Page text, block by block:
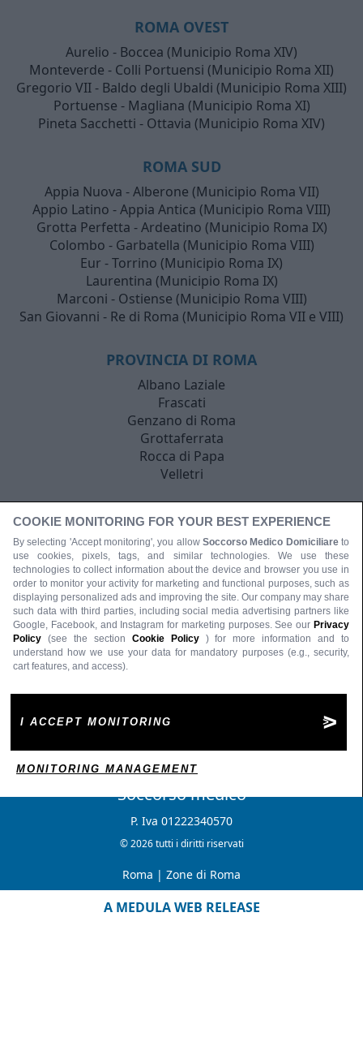
ROMA OVEST
Aurelio - Boccea (Municipio Roma XIV)
Monteverde - Colli Portuensi (Municipio Roma XII)
Gregorio VII - Baldo degli Ubaldi (Municipio Roma XIII)
Portuense - Magliana (Municipio Roma XI)
Pineta Sacchetti - Ottavia (Municipio Roma XIV)
ROMA SUD
Appia Nuova - Alberone (Municipio Roma VII)
Appio Latino - Appia Antica (Municipio Roma VIII)
Grotta Perfetta - Ardeatino (Municipio Roma IX)
Colombo - Garbatella (Municipio Roma VIII)
Eur - Torrino (Municipio Roma IX)
Laurentina (Municipio Roma IX)
Marconi - Ostiense (Municipio Roma VIII)
San Giovanni - Re di Roma (Municipio Roma VII e VIII)
PROVINCIA DI ROMA
Albano Laziale
Frascati
Genzano di Roma
Grottaferrata
Rocca di Papa
Velletri
Soccorso medico
P. Iva 01222340570
© 2026 tutti i diritti riservati
Roma | Zone di Roma
A MEDULA WEB RELEASE
COOKIE MONITORING FOR YOUR BEST EXPERIENCE
By selecting 'Accept monitoring', you allow Soccorso Medico Domiciliare to
use cookies, pixels, tags, and similar technologies. We use these
technologies to collect information about the device and browser you use in
order to monitor your activity for marketing and functional purposes, such as
displaying personalized ads and improving the site. Our company may share
such data with third parties, including social media advertising partners like
Google, Facebook, and Instagram for marketing purposes. See our Privacy
Policy (see the section Cookie Policy
) for more information and to
understand how we use your data for mandatory purposes (e.g., security,
cart features, and access).
I ACCEPT MONITORING
MONITORING MANAGEMENT